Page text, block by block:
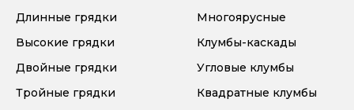
Длинные грядки
Высокие грядки
Двойные грядки
Тройные грядки
Многоярусные
Клумбы-каскады
Угловые клумбы
Квадратные клумбы